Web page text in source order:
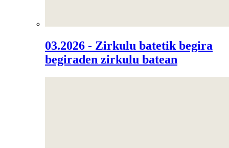
03.2026 - Zirkulu batetik begira
begiraden zirkulu batean